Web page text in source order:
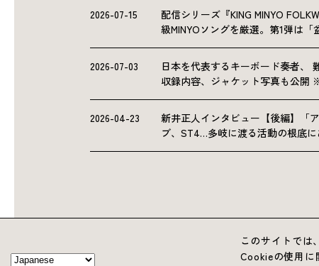
2026-07-15
配信シリーズ『KING MINYO
級MINYOソングを厳選。第1弾は「
2026-07-03
日本を代表するキーボード奏者、
収録内容、ジャケット写真も公開
2026-04-23
新井正人インタビュー【後編】「
ブ、ST4…多岐に渡る活動の根底
このサイトでは
Cookieの使用に